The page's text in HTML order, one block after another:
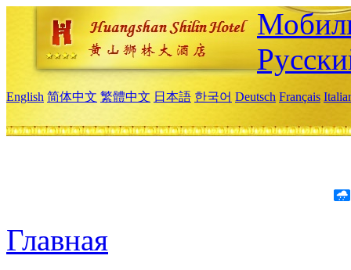
English 简体中文 繁體中文 日本語 한국어 Deutsch Français
Главная